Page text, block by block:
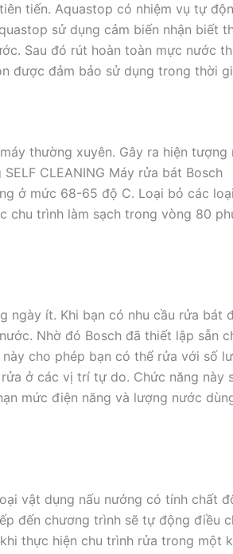
tiến. Aquastop có nhiệm vụ tự
sử dụng cảm biến nhận biết
Sau đó rút hoàn toàn mực nước
được đảm bảo sử dụng trong thời
thường xuyên. Gây ra hiện tượng
CLEANING Máy rửa bát Bosch
ở mức 68-65 độ C. Loại bỏ các
chu trình làm sạch trong vòng 80
ngày ít. Khi bạn có nhu cầu rửa bát
Nhờ đó Bosch đã thiết lập sẵn
cho phép bạn có thể rửa với số
ở các vị trí tự do. Chức năng này
mức điện năng và lượng nước
vật dụng nấu nướng có tính chất
đến chương trình sẽ tự động điều
thực hiện chu trình rửa trong một